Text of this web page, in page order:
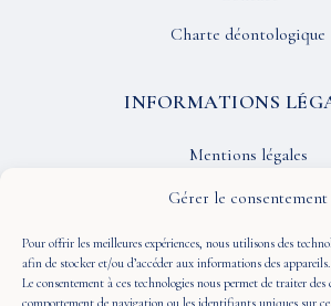
Gérer le consentement
Pour offrir les meilleures expériences, nous utilisons des
afin de stocker et/ou d’accéder aux informations des appareils.
Le consentement à ces technologies nous permet de traiter des
comportement de navigation ou les identifiants uniques sur ce
Charte déontologique
INFORMATIONS
Mentions légales
Confidentialité
CGU